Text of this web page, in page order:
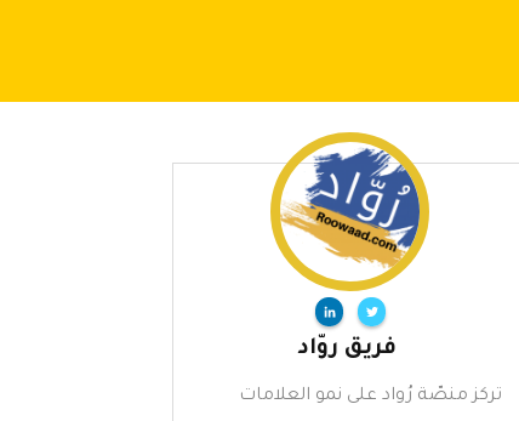
فريق روّاد
تركز منصّة رُواد على نمو العلامات